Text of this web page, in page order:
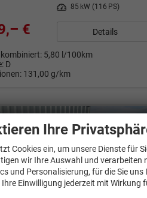
Leistung 85 kW (116 PS)
€ Details
5,80 l/100km
D
131,00 g/km
Ihre
Cookies ein, um unsere Dienste für
wir Ihre Auswahl und verarbeiten
und Personalisierung, für die Sie
Ihre Einwilligung jederzeit mit Wirkung